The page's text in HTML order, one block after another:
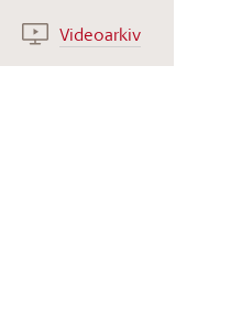
Videoarkiv